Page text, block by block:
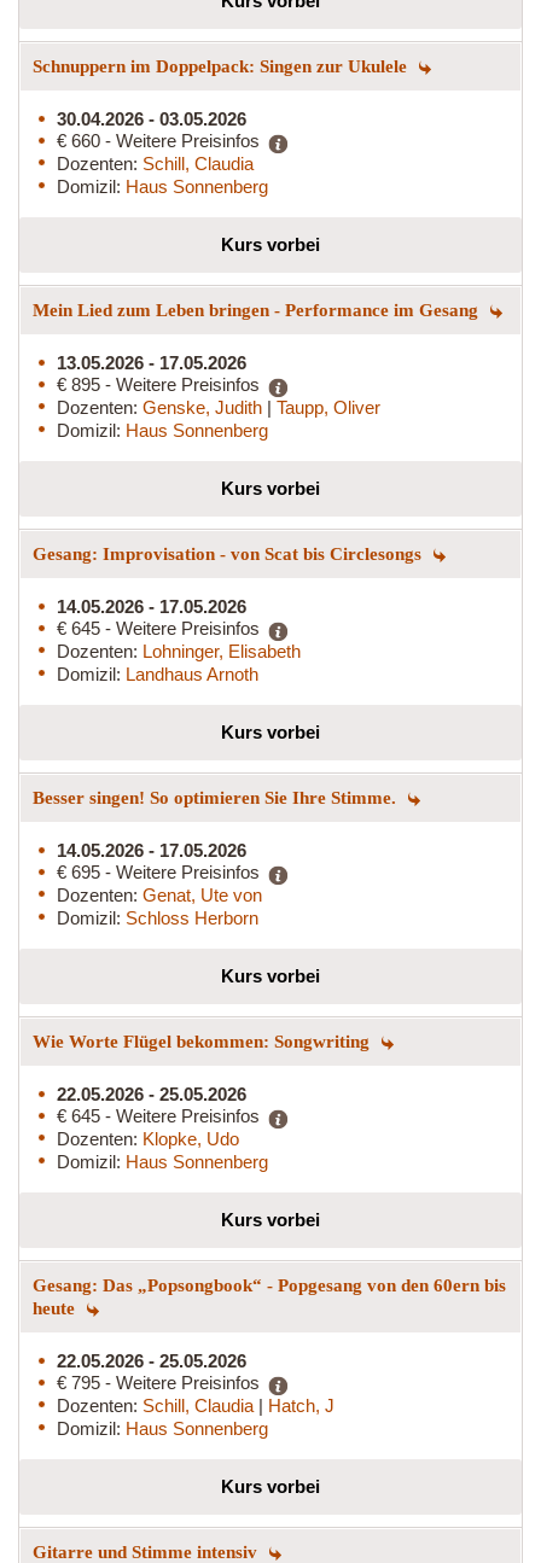
Schnuppern im Doppelpack: Singen zur Ukulele
30.04.2026 - 03.05.2026
€ 660 - Weitere Preisinfos
Dozenten: Schill, Claudia
Domizil: Haus Sonnenberg
Kurs vorbei
Mein Lied zum Leben bringen - Performance im Gesang
13.05.2026 - 17.05.2026
€ 895 - Weitere Preisinfos
Dozenten: Genske, Judith | Taupp, Oliver
Domizil: Haus Sonnenberg
Kurs vorbei
Gesang: Improvisation - von Scat bis Circlesongs
14.05.2026 - 17.05.2026
€ 645 - Weitere Preisinfos
Dozenten: Lohninger, Elisabeth
Domizil: Landhaus Arnoth
Kurs vorbei
Besser singen! So optimieren Sie Ihre Stimme.
14.05.2026 - 17.05.2026
€ 695 - Weitere Preisinfos
Dozenten: Genat, Ute von
Domizil: Schloss Herborn
Kurs vorbei
Wie Worte Flügel bekommen: Songwriting
22.05.2026 - 25.05.2026
€ 645 - Weitere Preisinfos
Dozenten: Klopke, Udo
Domizil: Haus Sonnenberg
Kurs vorbei
Gesang: Das „Popsongbook“ - Popgesang von den 60ern bis
heute
22.05.2026 - 25.05.2026
€ 795 - Weitere Preisinfos
Dozenten: Schill, Claudia | Hatch, J
Domizil: Haus Sonnenberg
Kurs vorbei
Gitarre und Stimme intensiv